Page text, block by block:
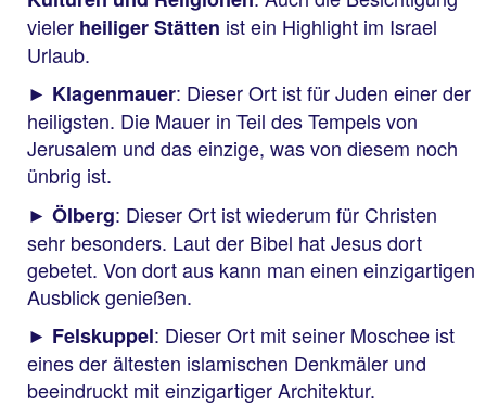
vieler heiliger Stätten ist ein Highlight im Israel
Urlaub.
► Klagenmauer: Dieser Ort ist für Juden einer der
heiligsten. Die Mauer in Teil des Tempels von
Jerusalem und das einzige, was von diesem noch
ünbrig ist.
► Ölberg: Dieser Ort ist wiederum für Christen
sehr besonders. Laut der Bibel hat Jesus dort
gebetet. Von dort aus kann man einen einzigartigen
Ausblick genießen.
► Felskuppel: Dieser Ort mit seiner Moschee ist
eines der ältesten islamischen Denkmäler und
beeindruckt mit einzigartiger Architektur.